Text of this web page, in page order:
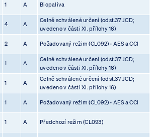
1 A Biopaliva
4 A
Celně schválené určení (odst.37 JCD;
uvedeno v části XI. přílohy 16)
2 A Požadovaný režim (CL092) - AES a CCI
1 A
Celně schválené určení (odst.37 JCD;
uvedeno v části XI. přílohy 16)
1 A
Celně schválené určení (odst.37 JCD;
uvedeno v části XI. přílohy 16)
1 A Požadovaný režim (CL092) - AES a CCI
1 A Předchozí režim (CL093)